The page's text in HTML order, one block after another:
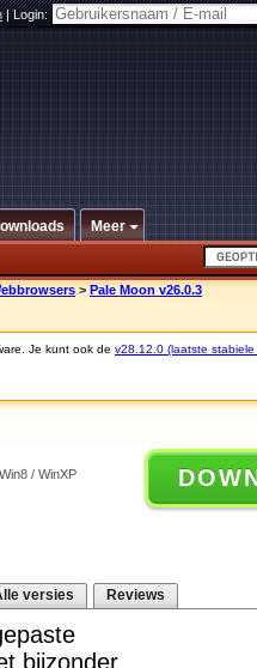
|Login:
Meer
> Pale Moon v26.0.3
Je kunt ook de v28.12.0 (laatste stabiele
/ WinXP
versies Reviews
bijzonder